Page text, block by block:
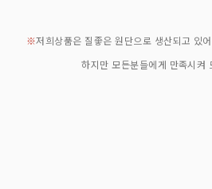
※저희상품은 질좋은 원단으로 생산되고 있
하지만 모든분들에게 만족시켜